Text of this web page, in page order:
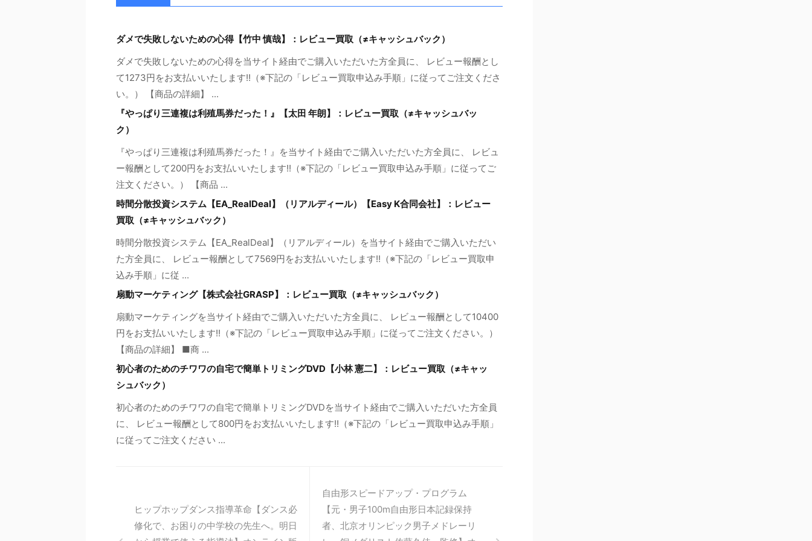
ダメで失敗しないための心得【竹中 慎哉】：レビュー買取（≠キャッシュバック）
ダメで失敗しないための心得を当サイト経由でご購入いただいた方全員に、 レビュー報酬とし
て1273円をお支払いいたします!!（※下記の「レビュー買取申込み手順」に従ってご注文くださ
い。） 【商品の詳細】 ...
『やっぱり三連複は利殖馬券だった！』【太田 年朗】：レビュー買取（≠キャッシュバッ
ク）
『やっぱり三連複は利殖馬券だった！』を当サイト経由でご購入いただいた方全員に、 レビュ
ー報酬として200円をお支払いいたします!!（※下記の「レビュー買取申込み手順」に従ってご
注文ください。） 【商品 ...
時間分散投資システム【EA_RealDeal】（リアルディール）【Easy K合同会社】：レビュー
買取（≠キャッシュバック）
時間分散投資システム【EA_RealDeal】（リアルディール）を当サイト経由でご購入いただい
た方全員に、 レビュー報酬として7569円をお支払いいたします!!（※下記の「レビュー買取申
込み手順」に従 ...
扇動マーケティング【株式会社GRASP】：レビュー買取（≠キャッシュバック）
扇動マーケティングを当サイト経由でご購入いただいた方全員に、 レビュー報酬として10400
円をお支払いいたします!!（※下記の「レビュー買取申込み手順」に従ってご注文ください。）
【商品の詳細】 ■商 ...
初心者のためのチワワの自宅で簡単トリミングDVD【小林 憲二】：レビュー買取（≠キャッ
シュバック）
初心者のためのチワワの自宅で簡単トリミングDVDを当サイト経由でご購入いただいた方全員
に、 レビュー報酬として800円をお支払いいたします!!（※下記の「レビュー買取申込み手順」
に従ってご注文ください ...
ヒップホップダンス指導革命【ダンス必
修化で、お困りの中学校の先生へ。明日
自由形スピードアップ・プログラム
【元・男子100m自由形日本記録保持
者、北京オリンピック男子メドレーリ